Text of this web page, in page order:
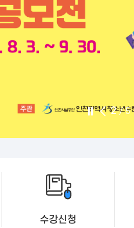
2/5
수강신청